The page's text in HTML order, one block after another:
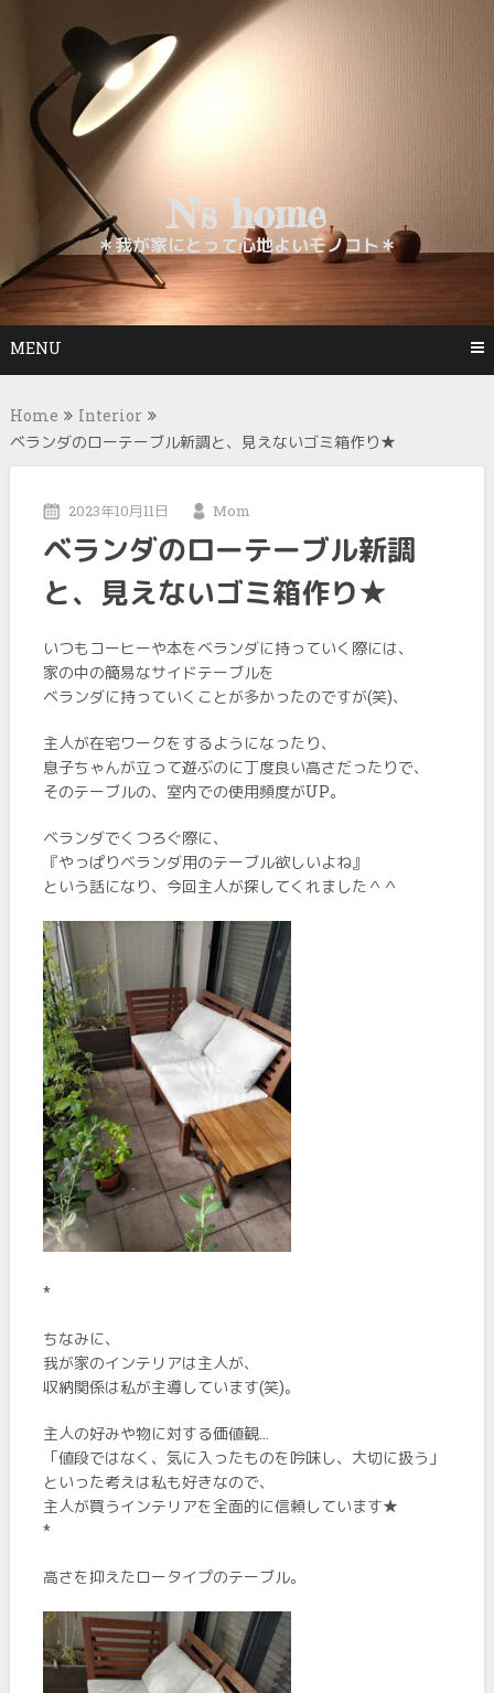
N's home
＊我が家にとって心地よいモノコト＊
MENU
Home
Interior
ベランダのローテーブル新調と、見えないゴミ箱作り★
2023年10月11日 Mom
ベランダのローテーブル新調
と、見えないゴミ箱作り★
いつもコーヒーや本をベランダに持っていく際には、
家の中の簡易なサイドテーブルを
ベランダに持っていくことが多かったのですが(笑)、
主人が在宅ワークをするようになったり、
息子ちゃんが立って遊ぶのに丁度良い高さだったりで、
そのテーブルの、室内での使用頻度がUP。
ベランダでくつろぐ際に、
『やっぱりベランダ用のテーブル欲しいよね』
という話になり、今回主人が探してくれました＾＾
*
ちなみに、
我が家のインテリアは主人が、
収納関係は私が主導しています(笑)。
主人の好みや物に対する価値観…
「値段ではなく、気に入ったものを吟味し、大切に扱う」
といった考えは私も好きなので、
主人が買うインテリアを全面的に信頼しています★
*
高さを抑えたロータイプのテーブル。